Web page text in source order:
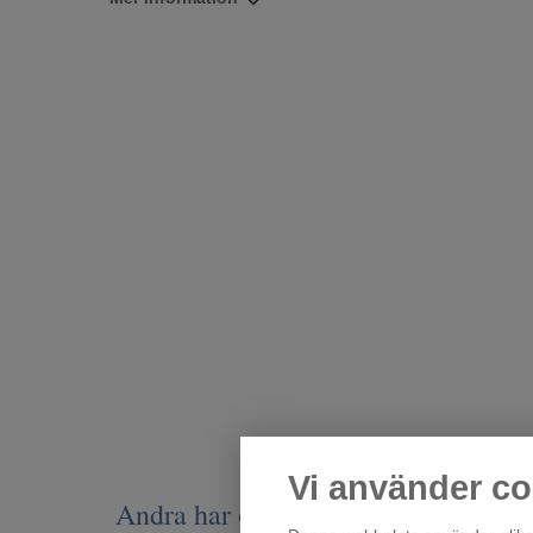
Vi använder
Andra har också tittat på